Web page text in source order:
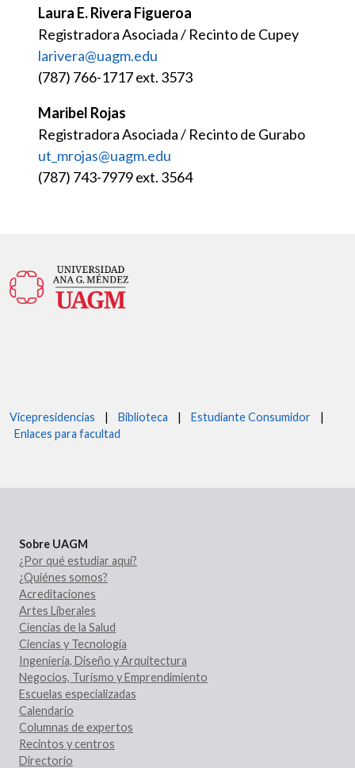
Laura E. Rivera Figueroa
Registradora Asociada / Recinto de Cupey
larivera@uagm.edu
(787) 766-1717 ext. 3573
Maribel Rojas
Registradora Asociada / Recinto de Gurabo
ut_mrojas@uagm.edu
(787) 743-7979 ext. 3564
Vicepresidencias | Biblioteca | Estudiante Consumidor |
Enlaces para facultad
Sobre UAGM
¿Por qué estudiar aquí?
¿Quiénes somos?
Acreditaciones
Artes Liberales
Ciencias de la Salud
Ciencias y Tecnología
Ingeniería, Diseño y Arquitectura
Negocios, Turismo y Emprendimiento
Escuelas especializadas
Calendario
Columnas de expertos
Recintos y centros
Directorio